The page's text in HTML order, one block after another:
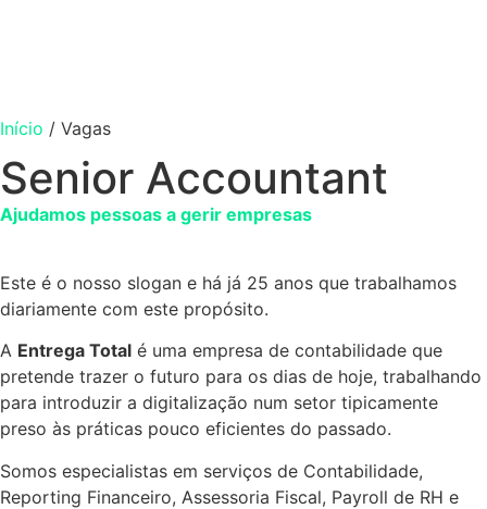
Início / Vagas
Senior Accountant
Ajudamos pessoas a gerir empresas
Este é o nosso slogan e há já 25 anos que trabalhamos
diariamente com este propósito.
A Entrega Total é uma empresa de contabilidade que
pretende trazer o futuro para os dias de hoje, trabalhando
para introduzir a digitalização num setor tipicamente
preso às práticas pouco eficientes do passado.
Somos especialistas em serviços de Contabilidade,
Reporting Financeiro, Assessoria Fiscal, Payroll de RH e